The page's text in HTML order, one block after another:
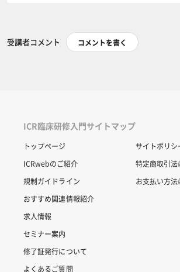
受講者コメント コメントを書く
ICR臨床研修入門サイトマップ
トップページ
ICRwebのご紹介
規制ガイドライン
おすすめ関連情報紹介
求人情報
セミナー案内
修了証発行について
よくあるご質問
サイトポリシ
特定商取引法
お支払い方法